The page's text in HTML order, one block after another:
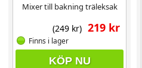
Mixer till bakning träleksak
219 kr
(249 kr)
Finns i lager
KÖP NU